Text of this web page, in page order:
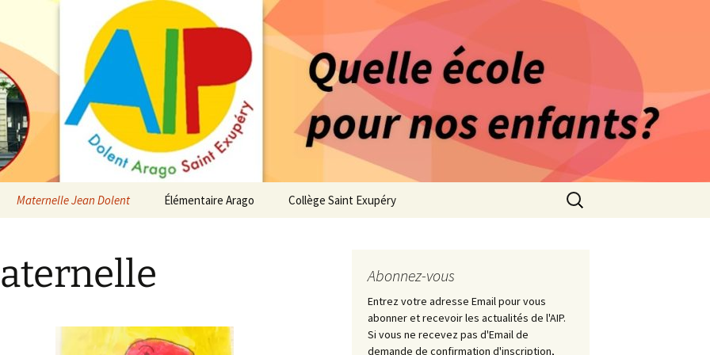
– Association Indépendante
d'élèves depuis 1981
des enfants du secteur scolaire Dolent-Arago-Saint Exupéry
l’AIP
Le Bureau
Maternelle Jean Dolent
Infos pratiques
Maternelle
Élémentaire Arago Collège Saint Exupéry
Infos pratiques Collège
Rechercher :
Abonnez-vous
Entrez votre adresse Email pour vous
abonner et recevoir les actualités de l'AIP.
Si vous ne recevez pas d'Email de
demande de confirmation d'inscription,